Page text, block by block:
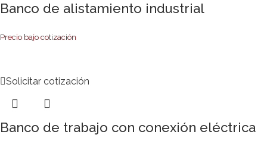
Banco de alistamiento industrial
Precio bajo cotización
Solicitar cotización
Banco de trabajo con conexión eléctrica